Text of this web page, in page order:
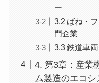
ー
3.2 ばね・
門企業
3.3 鉄道車
4. 第3章：産業
ム製造のエコシ